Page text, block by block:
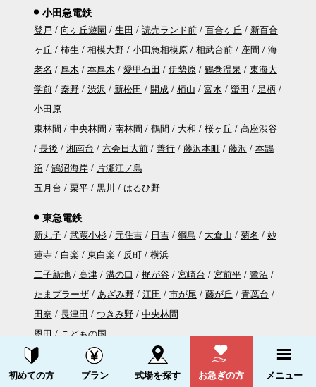
小田急電鉄
登戸 向ヶ丘遊園 生田 読売ランド前 百合ヶ丘
新百合
ヶ丘
柿生 相模大野 小田急相模原 相武台前 座間
海
老名
厚木 本厚木 愛甲石田 伊勢原 鶴巻温泉
東海大
学前
秦野 渋沢 新松田 開成 栢山 富水 螢田
足柄
小田原
東林間
中央林間 南林間 鶴間 大和 桜ヶ丘
高座渋谷
長後
湘南台 六会日大前 善行 藤沢本町 藤沢
本鵠
沼
鵠沼海岸
片瀬江ノ島
五月台
栗平 黒川 はるひ野
東急電鉄
新丸子 武蔵小杉 元住吉 日吉 綱島 大倉山 菊名
妙
蓮寺
白楽 東白楽 反町
横浜
二子新地
高津 溝の口 梶が谷 宮崎台 宮前平
鷺沼
たまプラーザ
あざみ野 江田 市が尾 藤が丘
青葉台
田奈
長津田 つきみ野
中央林間
恩田
こどもの国
新横浜
新綱島
京急電鉄
資料請求する 電話をかける
初めての方 プラン 式場を探す お急ぎの方 メニュー